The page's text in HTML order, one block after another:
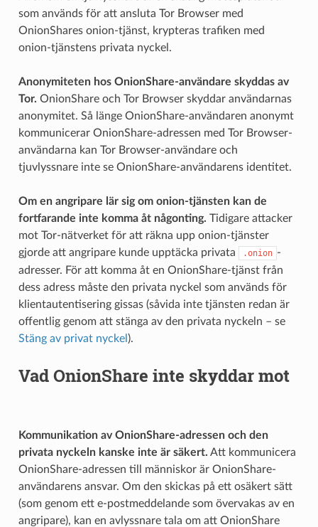
som används för att ansluta Tor Browser med
OnionShares onion-tjänst, krypteras trafiken med
onion-tjänstens privata nyckel.
Anonymiteten hos OnionShare-användare skyddas av
Tor. OnionShare och Tor Browser skyddar användarnas
anonymitet. Så länge OnionShare-användaren anonymt
kommunicerar OnionShare-adressen med Tor Browser-
användarna kan Tor Browser-användare och
tjuvlyssnare inte se OnionShare-användarens identitet.
Om en angripare lär sig om onion-tjänsten kan de
fortfarande inte komma åt någonting. Tidigare attacker
mot Tor-nätverket för att räkna upp onion-tjänster
gjorde att angripare kunde upptäcka privata
.onion -
adresser. För att komma åt en OnionShare-tjänst från
dess adress måste den privata nyckel som används för
klientautentisering gissas (såvida inte tjänsten redan är
offentlig genom att stänga av den privata nyckeln – se
Stäng av privat nyckel ).
Vad OnionShare inte skyddar mot
Kommunikation av OnionShare-adressen och den
privata nyckeln kanske inte är säkert. Att kommunicera
OnionShare-adressen till människor är OnionShare-
användarens ansvar. Om den skickas på ett osäkert sätt
(som genom ett e-postmeddelande som övervakas av en
angripare), kan en avlyssnare tala om att OnionShare